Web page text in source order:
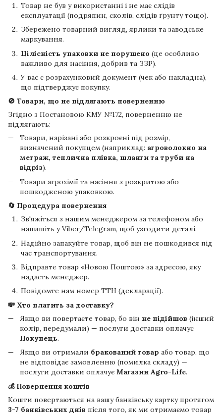
Товар не був у використанні і не має слідів
експлуатації (подряпин, сколів, слідів ґрунту тощо).
Збережено товарний вигляд, ярлики та заводське
маркування.
Цілісність упаковки не порушено (це особливо
важливо для насіння, добрив та ЗЗР).
У вас є розрахунковий документ (чек або накладна),
що підтверджує покупку.
🚫 Товари, що не підлягають поверненню
Згідно з Постановою КМУ №172, поверненню не
підлягають:
Товари, нарізані або розкроєні під розмір,
визначений покупцем (наприклад: агроволокно на
метраж, теплична плівка, шланги та труби на
відріз).
Товари агрохімії та насіння з розкритою або
пошкодженою упаковкою.
🔄 Процедура повернення
Зв'яжіться з нашим менеджером за телефоном або
напишіть у Viber/Telegram, щоб узгодити деталі.
Надійно запакуйте товар, щоб він не пошкодився під
час транспортування.
Відправте товар «Новою Поштою» за адресою, яку
надасть менеджер.
Повідомте нам номер ТТН (декларації).
💸 Хто платить за доставку?
Якщо ви повертаєте товар, бо він не підійшов (інший
колір, передумали) — послуги доставки оплачує
Покупець.
Якщо ви отримали бракований товар або товар, що
не відповідає замовленню (помилка складу) —
послуги доставки оплачує Магазин Agro-Life.
💰 Повернення коштів
Кошти повертаються на вашу банківську картку протягом
3-7 банківських днів після того, як ми отримаємо товар